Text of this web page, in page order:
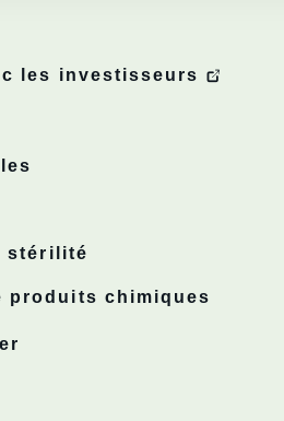
les investisseurs
stérilité
produits chimiques